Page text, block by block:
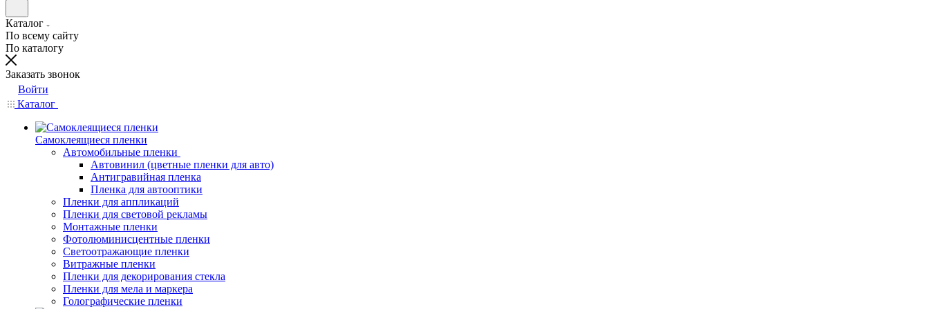
Каталог
По всему сайту
По каталогу
Заказать звонок
Войти
Каталог
Самоклеящиеся пленки
Автомобильные пленки
Автовинил (цветные пленки для авто)
Антигравийная пленка
Пленка для автооптики
Пленки для аппликаций
Пленки для световой рекламы
Монтажные пленки
Фотолюминисцентные пленки
Светоотражающие пленки
Витражные пленки
Пленки для декорирования стекла
Пленки для мела и маркера
Голографические пленки